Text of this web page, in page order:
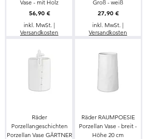
Vase - mit Holz
Preis
56,90 €
inkl. MwSt. |
Versandkosten
Groß - weiß
Preis
27,90 €
inkl. MwSt. |
Versandkosten
Räder
Porzellangeschichten
Porzellan Vase GÄRTNER
Räder RAUMPOESIE
Porzellan Vase - breit -
Höhe 20 cm